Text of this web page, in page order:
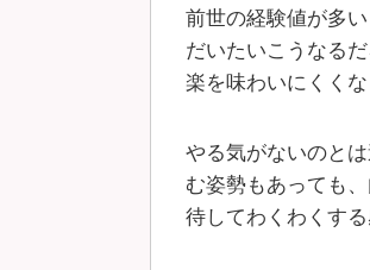
前世の経験値が多
だいたいこうなる
楽を味わいにくくな
やる気がないのと
む姿勢もあっても
待してわくわくす